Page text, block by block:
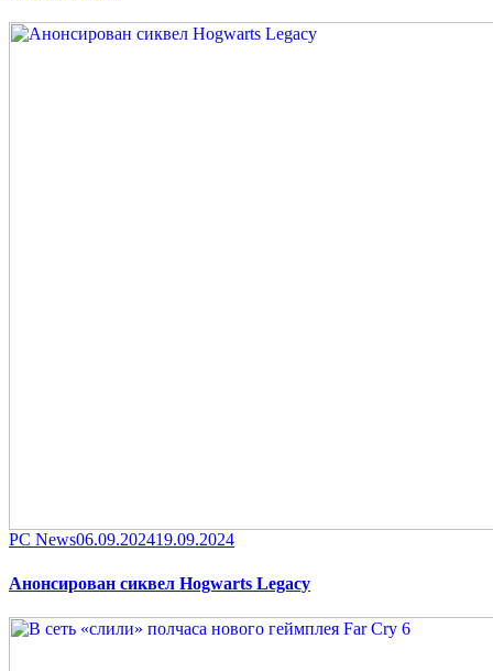
Category
PC NewsPosted
06.09.202419.09.2024
Анонсирован сиквел Hogwarts Legacy